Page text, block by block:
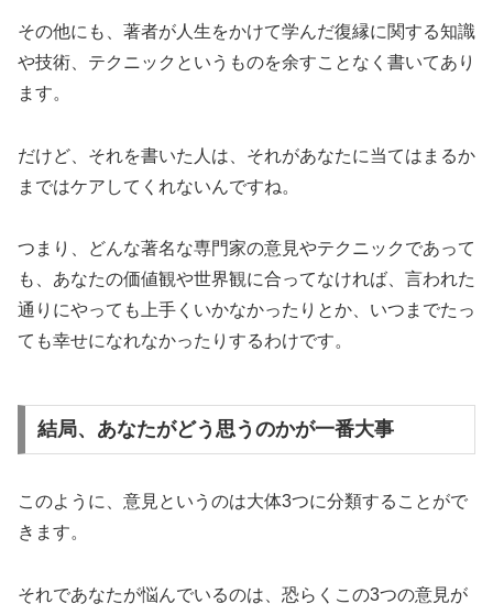
その他にも、著者が人生をかけて学んだ復縁に関する知識
や技術、テクニックというものを余すことなく書いてあり
ます。
だけど、それを書いた人は、それがあなたに当てはまるか
まではケアしてくれないんですね。
つまり、どんな著名な専門家の意見やテクニックであって
も、あなたの価値観や世界観に合ってなければ、言われた
通りにやっても上手くいかなかったりとか、いつまでたっ
ても幸せになれなかったりするわけです。
結局、あなたがどう思うのかが一番大事
このように、意見というのは大体3つに分類することがで
きます。
それであなたが悩んでいるのは、恐らくこの3つの意見が